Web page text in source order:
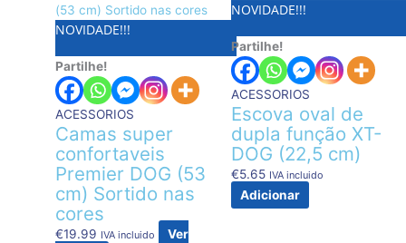
NOVIDADE!!!
Partilhe!
ACESSORIOS
Camas super
confortaveis
Premier DOG (53
cm) Sortido nas
cores
€19.99 IVA incluido
Ver
has
multiple
options
may
be
chosen
on
the
page
NOVIDADE!!!
Partilhe!
ACESSORIOS
Escova oval de
dupla função XT-
DOG (22,5 cm)
€5.65 IVA incluido
Adicionar